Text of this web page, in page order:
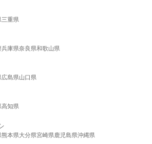
三重県
兵庫県奈良県和歌山県
広島県山口県
高知県
熊本県大分県宮崎県鹿児島県沖縄県